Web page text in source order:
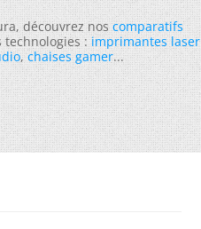
découvrez noscomparatifs
:imprimantes laser
,chaises gamer...